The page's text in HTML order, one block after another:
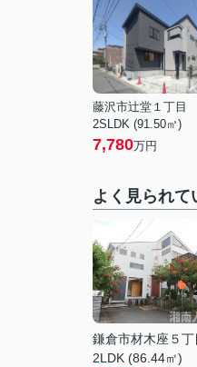
藤沢市辻堂１丁目
2SLDK (91.50㎡)
7,780万円
よく見られて
鎌倉市材木座５丁
2LDK (86.44㎡)